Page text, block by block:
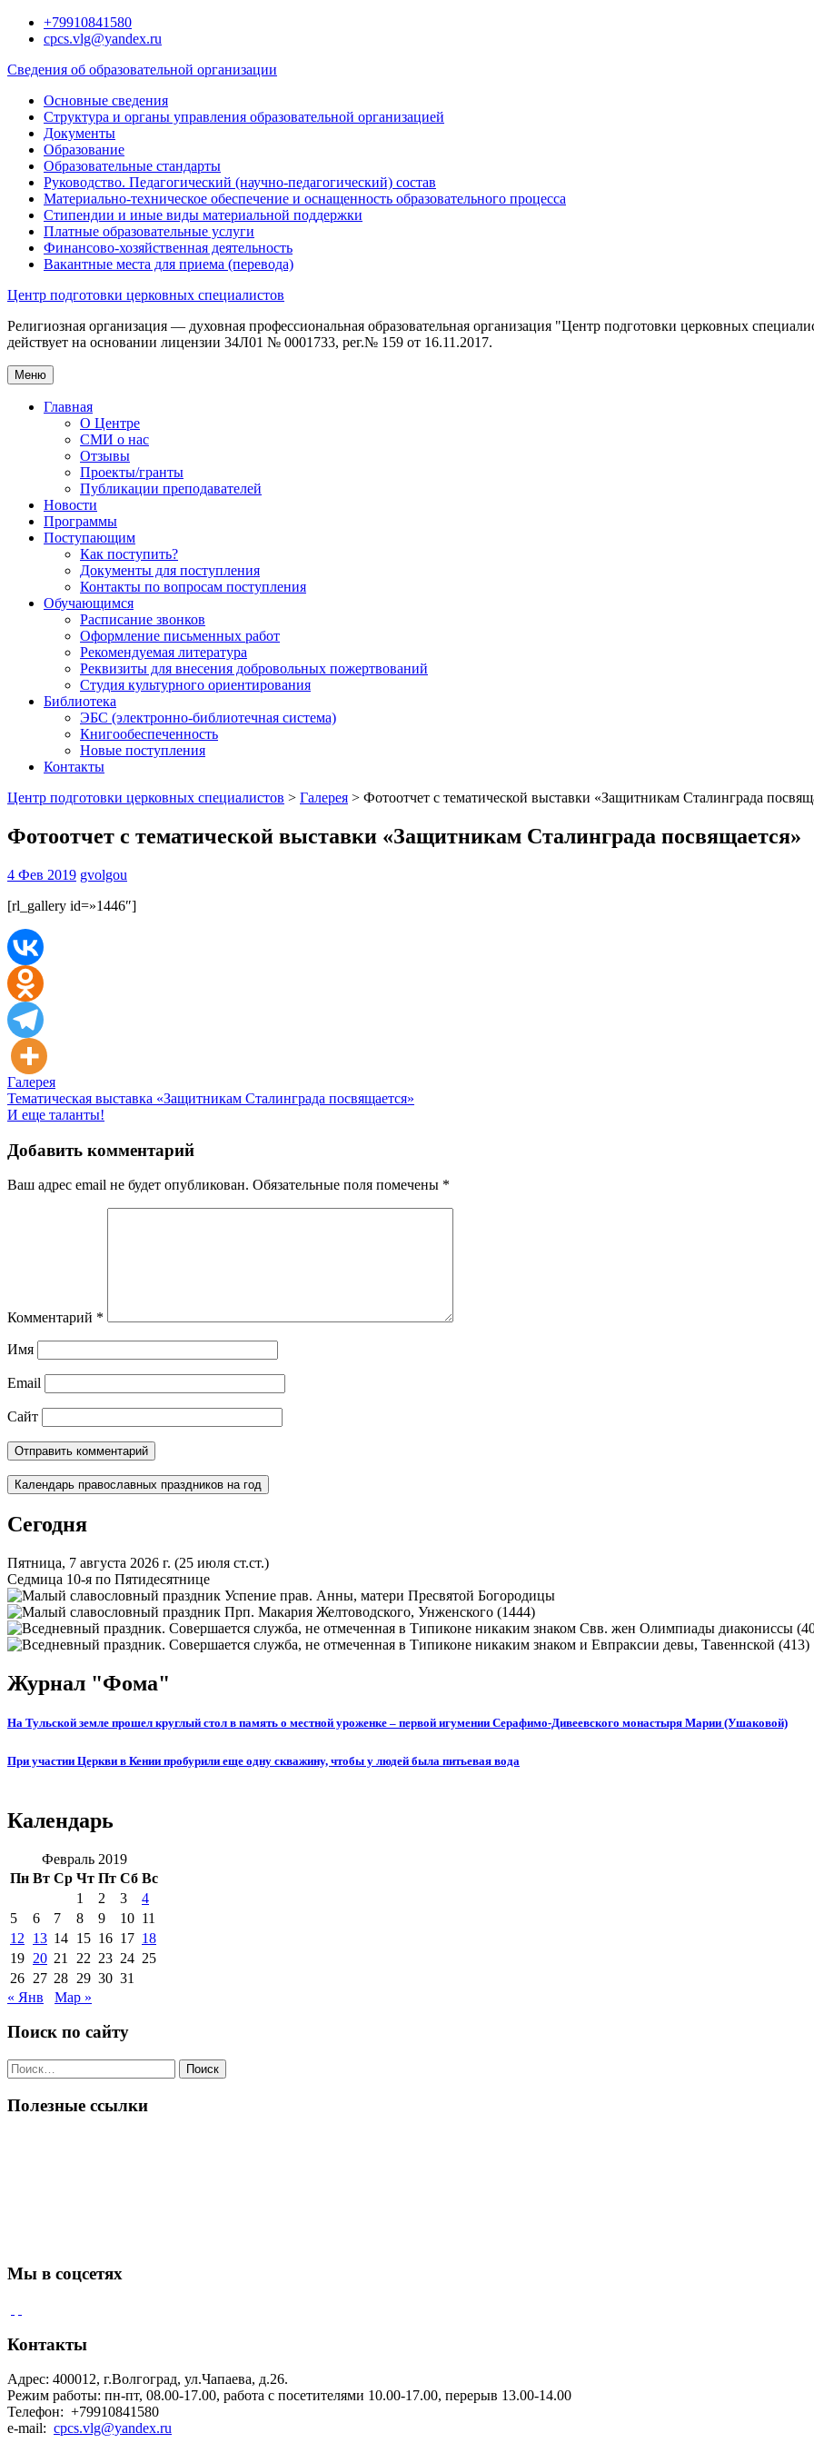
Перейти+79910841580
cpcs.vlg@yandex.ru
Сведения об образовательной организации
Основные сведения
Структура и органы управления образовательной организацией
Документы
Образование
Образовательные стандарты
Руководство. Педагогический (научно-педагогический) состав
Материально-техническое обеспечение и оснащенность образовательного процесса
Стипендии и иные виды материальной поддержки
Платные образовательные услуги
Финансово-хозяйственная деятельность
Вакантные места для приема (перевода)
Центр подготовки церковных специалистов
Религиозная организация — духовная профессиональная образовательная организация "Центр подготовки церковных
действует на основании лицензии 34Л01 № 0001733, рег.№ 159 от 16.11.2017.
Меню
Главная
О Центре
СМИ о нас
Отзывы
Проекты/гранты
Публикации преподавателей
Новости
Программы
Поступающим
Как поступить?
Документы для поступления
Контакты по вопросам поступления
Обучающимся
Расписание звонков
Оформление письменных работ
Рекомендуемая литература
Реквизиты для внесения добровольных пожертвований
Студия культурного ориентирования
Библиотека
ЭБС (электронно-библиотечная система)
Книгообеспеченность
Новые поступления
Контакты
Центр подготовки церковных специалистов > Галерея > Фотоотчет с тематической выставки «Защитникам Сталинграда
Фотоотчет с тематической выставки «Защитникам Сталинграда посвящается»
4 Фев 2019 gvolgou
[rl_gallery id=»1446″]
Галерея
Навигация
по
записям
Тематическая выставка «Защитникам Сталинграда посвящается»
И еще таланты!
Добавить комментарий
Ваш адрес email не будет опубликован. Обязательные поля помечены *
Комментарий *
Имя
Email
Сайт
Календарь православных праздников на год
Сегодня
Пятница, 7 августа 2026 г. (25 июля ст.ст.)
Седмица 10-я по Пятидесятнице
Успение прав. Анны, матери Пресвятой Богородицы
Прп. Макария Желтоводского, Унженского (1444)
Свв. жен Олимпиады диакониссы
и Евпраксии девы, Тавеннской (413)
Журнал "Фома"
На Тульской земле прошел круглый стол в память о местной уроженке – первой игумении Серафимо-Дивеевского монастыря Марии (Ушаковой)
При участии Церкви в Кении пробурили еще одну скважину, чтобы у людей была питьевая вода
Календарь
Февраль 2019
Пн Вт Ср Чт Пт Сб Вс
1
2 3
4
5
6 7 8 9 10 11
12
13 14 15 16 17 18
19 20 21 22 23 24 25
26 27 28 29 30 31
« Янв
Мар »
Поиск по сайту
Поиск
по:
Полезные ссылки
Мы в соцсетях
Контакты
Адрес: 400012, г.Волгоград, ул.Чапаева, д.26.
Режим работы: пн-пт, 08.00-17.00, работа с посетителями 10.00-17.00, перерыв 13.00-14.00
Телефон: +79910841580
e-mail: cpcs.vlg@yandex.ru